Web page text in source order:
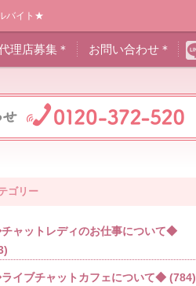
バイト★
理店募集＊ お問い合わせ＊
ゴリー
ャットレディのお仕事について◆
イブチャットカフェについて◆ (784)